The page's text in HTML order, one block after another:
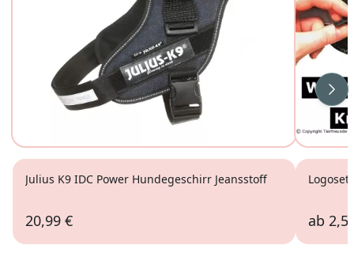
Julius K9 IDC Power Hundegeschirr Jeansstoff
20,99 € ab